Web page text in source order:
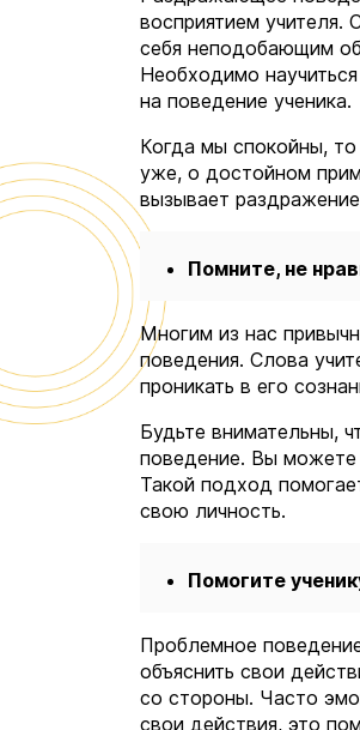
восприятием учителя.
себя неподобающим
Необходимо
на поведение ученика.
Когда мы спокойны,
уже, о достойном
вызывает
Помните, не
Многим из нас
поведения. Слова
проникать в его
Будьте внимательны,
поведение. Вы можете
Такой подход
свою личность.
Помогите
Проблемное
объяснить свои
со стороны. Часто
свои действия, это